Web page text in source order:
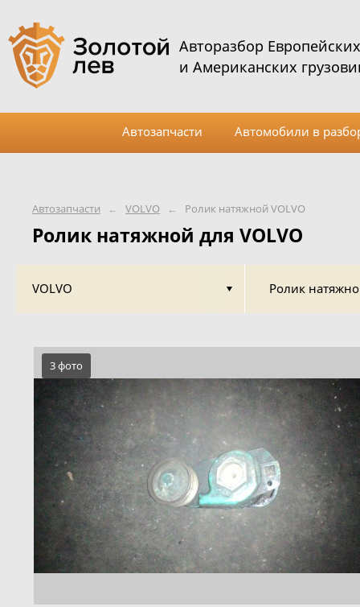
Автозапчасти ← VOLVO ← Ролик натяжной VOLVO
Ролик натяжной для VOLVO
VOLVO Ролик
3 фото
Авторазбор Европейских
и Американских
Автозапчасти Автомобили в